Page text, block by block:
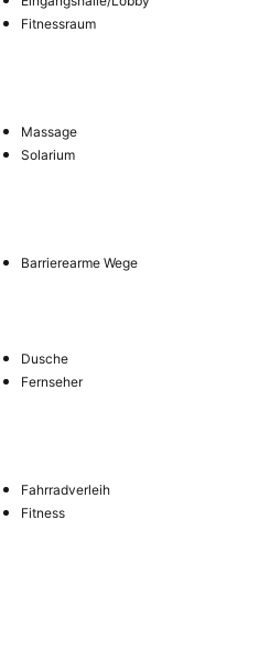
Fitnessraum
Massage
Solarium
Barrierearme Wege
Dusche
Fernseher
Fahrradverleih
Fitness